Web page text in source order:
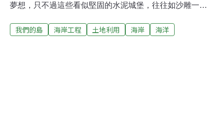
夢想，只不過這些看似堅固的水泥城堡，往往如沙雕一般
海水浴場，有一片逐漸消失的「百變沙灘」；東台灣的花
我們的島 海岸工程 土地利用 海岸 海洋